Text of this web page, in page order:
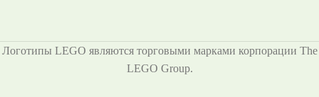
Логотипы LEGO являются торговыми марками корпорации The
LEGO Group.